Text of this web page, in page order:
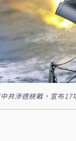
共滲透統戰，宣布